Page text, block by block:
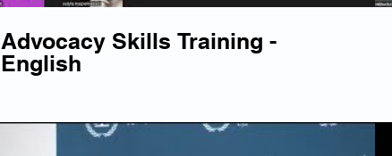
Advocacy Skills Training -
English